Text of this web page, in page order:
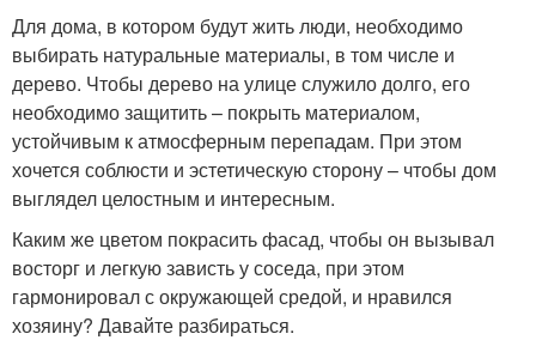
Для дома, в котором будут жить люди, необходимо
выбирать натуральные материалы, в том числе и
дерево. Чтобы дерево на улице служило долго, его
необходимо защитить – покрыть материалом,
устойчивым к атмосферным перепадам. При этом
хочется соблюсти и эстетическую сторону – чтобы дом
выглядел целостным и интересным.
Каким же цветом покрасить фасад, чтобы он вызывал
восторг и легкую зависть у соседа, при этом
гармонировал с окружающей средой, и нравился
хозяину? Давайте разбираться.